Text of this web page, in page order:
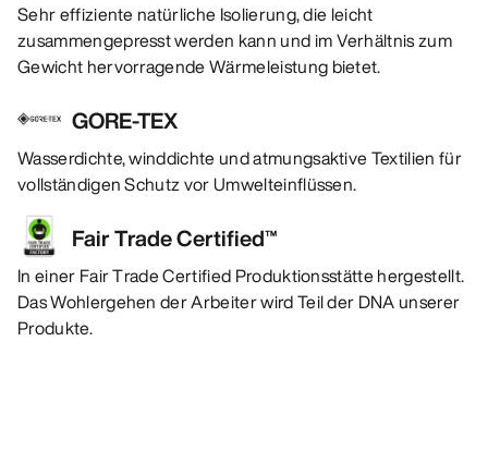
Sehr effiziente natürliche Isolierung, die leicht
zusammengepresst werden kann und im Verhältnis zum
Gewicht hervorragende Wärmeleistung bietet.
GORE-TEX
Wasserdichte, winddichte und atmungsaktive Textilien für
vollständigen Schutz vor Umwelteinflüssen.
Fair Trade Certified™
In einer Fair Trade Certified Produktionsstätte hergestellt.
Das Wohlergehen der Arbeiter wird Teil der DNA unserer
Produkte.